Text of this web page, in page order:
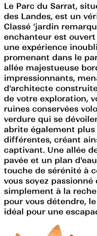
Le Parc du Sarrat,
des Landes, est un
Classé 'jardin
enchanteur est
une expérience
promenant dans le
allée majestueuse
impressionnants,
d'architecte
de votre exploration,
ruines conservées
verdure qui se
abrite également
différentes, créant
captivant. Une allée
pavée et un plan
touche de sérénité à
vous soyez
simplement à la
pour vous détendre,
idéal pour une